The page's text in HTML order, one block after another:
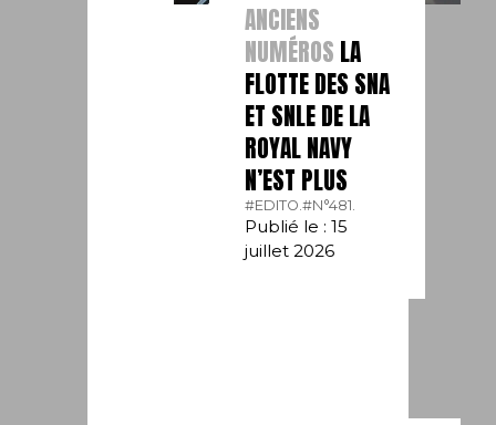
ANCIENS
NUMÉROS LA
FLOTTE DES SNA
ET SNLE DE LA
ROYAL NAVY
N’EST PLUS
#EDITO.#N°481.
Publié le : 15
juillet 2026